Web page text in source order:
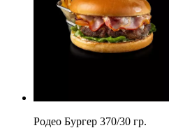
Родео Бургер 370/30 гр.